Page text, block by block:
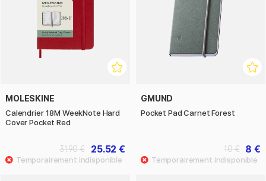
MOLESKINE
Calendrier 18M WeekNote Hard
Cover Pocket Red
25.52 €
31.90 €
GMUND
Pocket Pad Carnet Forest
8 €
10 €